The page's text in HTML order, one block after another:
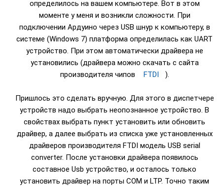
определилось на вашем компьютере. Вот в этом
моменте у меня и возникли сложности. При
подключении Ардуино через USB шнур к компьютеру, в
системе (Windows 7) платформа определилась как UART
устройство. При этом автоматически драйвера не
установились (драйвера можно скачать с сайта
производителя чипов
FTDI ).
Пришлось это сделать вручную. Для этого в диспетчере
устройств надо выбрать неопознанное устройство. В
свойствах выбрать пункт установить или обновить
драйвер, а далее выбрать из списка уже установленных
драйверов производителя FTDI модель USB serial
converter. После установки драйвера появилось
составное Usb устройство, и осталось только
установить драйвер на порты COM и LTP. Точно таким